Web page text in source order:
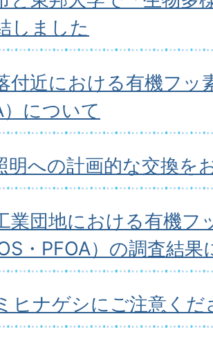
しました
付近における有機フッ
）について
明への計画的な交換を
業団地における有機フ
・PFOA）の調査結
ヒナゲシにご注意くだ